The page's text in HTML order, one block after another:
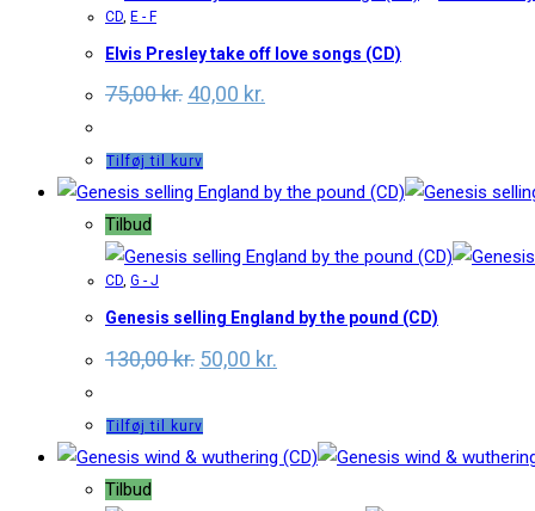
CD, E - F
Elvis Presley take off love songs (CD)
75,00kr. Original
price
75,00 kr..
40,00 kr.
price
Tilføj til kurv
Tilbud
CD, G - J
Genesis selling England by the pound (CD)
130,00kr. Original
price
130,00 kr..
50,00 kr.
price
Tilføj til kurv
Tilbud